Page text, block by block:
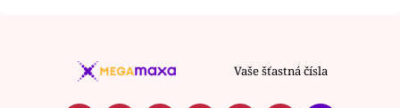
Vaše šťastná čísla